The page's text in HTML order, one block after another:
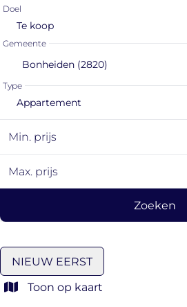
Doel
Te koop
Gemeente
Bonheiden (2820)
Type
Appartement
Min. prijs
Max. prijs
Zoeken
Toon op kaart
NIEUW EERST